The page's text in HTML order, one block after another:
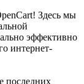
Здесь мы
эффективно
интернет-
последних